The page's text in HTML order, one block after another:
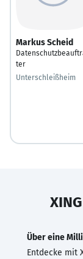
Markus Scheid
ter
Unterschleißheim
Über eine
Entdecke mit